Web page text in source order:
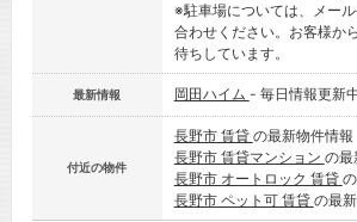
※駐車場については、メー
合わせください。お客様か
待ちしています。
最新情報 岡田ハイム - 毎日情報更新
付近の物件
長野市 賃貸 の最新物件情報
長野市 賃貸マンション の最
長野市 オートロック 賃貸
長野市 ペット可 賃貸 の最